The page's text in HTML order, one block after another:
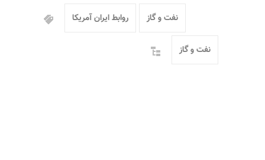
نفت و گاز روابط ایران آمریکا
نفت و گاز